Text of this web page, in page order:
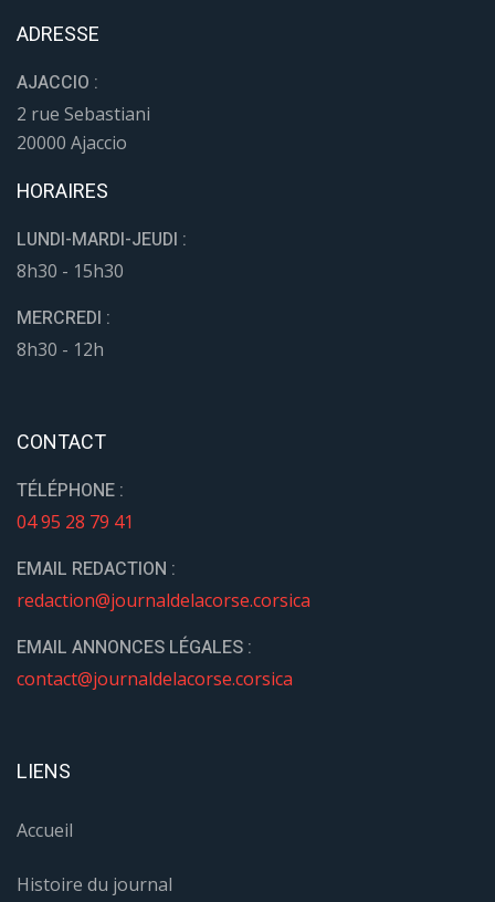
ADRESSE
AJACCIO :
2 rue Sebastiani
20000 Ajaccio
HORAIRES
LUNDI-MARDI-JEUDI :
8h30 - 15h30
MERCREDI :
8h30 - 12h
CONTACT
TÉLÉPHONE :
04 95 28 79 41
EMAIL REDACTION :
redaction@journaldelacorse.corsica
EMAIL ANNONCES LÉGALES :
contact@journaldelacorse.corsica
LIENS
Accueil
Histoire du journal